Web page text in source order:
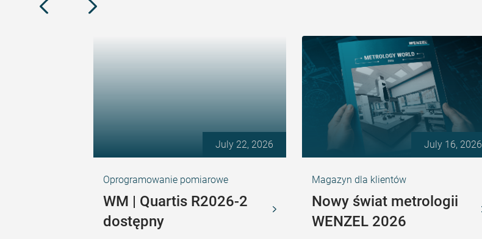
July 22, 2026
Oprogramowanie pomiarowe
WM | Quartis R2026-2
dostępny
July 16, 2026
Magazyn dla klientów
Nowy świat metrologii
WENZEL 2026